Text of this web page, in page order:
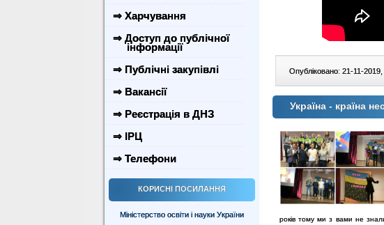
⇒ Харчування
⇒ Доступ до публічної
інформації
⇒ Публічні закупівлі
⇒ Вакансії
⇒ Реєстрація в ДНЗ
⇒ ІРЦ
⇒ Телефони
КОРИСНІ ПОСИЛАННЯ
Міністерство освіти і науки України
Опубліковано: 21-11-
Україна - країна
років тому ми з вами не